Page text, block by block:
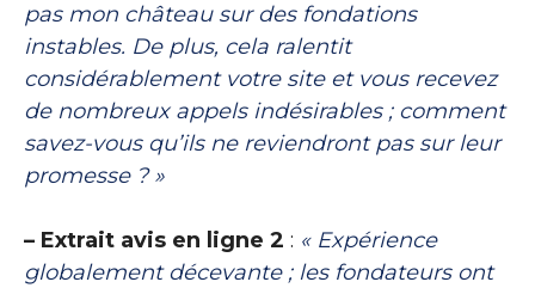
pas mon château sur des fondations
instables. De plus, cela ralentit
considérablement votre site et vous recevez
de nombreux appels indésirables ; comment
savez-vous qu’ils ne reviendront pas sur leur
promesse ? »
– Extrait avis en ligne 2 : « Expérience
globalement décevante ; les fondateurs ont